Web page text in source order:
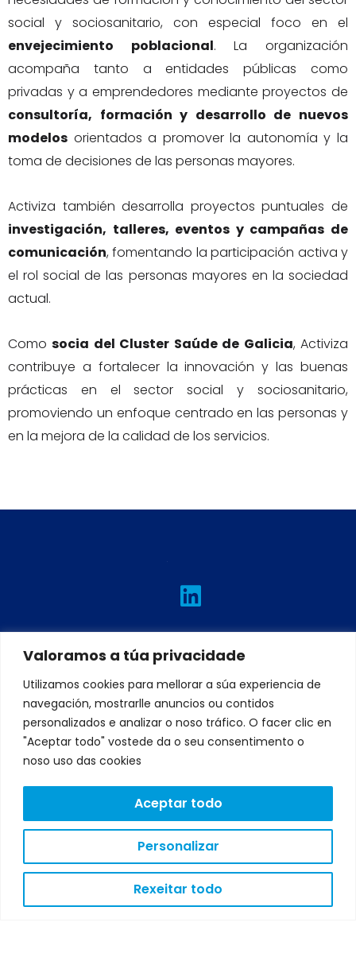
Valoramos a túa privacidade
Utilizamos cookies para mellorar a súa experiencia de
navegación, mostrarlle anuncios ou contidos
personalizados e analizar o noso tráfico. O facer clic en
"Aceptar todo" vostede da o seu consentimento o
noso uso das cookies
Personalizar
Rexeitar todo
Aceptar todo
social y sociosanitario, con especial foco en el
envejecimiento poblacional. La organización
acompaña tanto a entidades públicas como
privadas y a emprendedores mediante proyectos de
consultoría, formación y desarrollo de nuevos
modelos orientados a promover la autonomía y la
toma de decisiones de las personas mayores.
Activiza también desarrolla proyectos puntuales de
investigación, talleres, eventos y campañas de
comunicación, fomentando la participación activa y
el rol social de las personas mayores en la sociedad
actual.
Comosocia del Cluster Saúde de Galicia, Activiza
contribuye a fortalecer la innovación y las buenas
prácticas en el sector social y sociosanitario,
promoviendo un enfoque centrado en las personas y
en la mejora de la calidad de los servicios.
L
i
n
k
e
d
i
n
I
n
s
t
a
g
r
a
T
w
i
t
t
e
r
F
a
c
e
b
o
o
k
Y
o
u
t
u
b
e
AVISO
LEGAL
POLÍTICA
DE
PRIVACIDADE
POLÍTICA